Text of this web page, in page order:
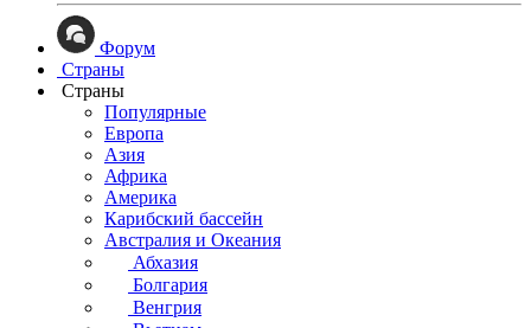
Форум
Страны
Страны
Популярные
Европа
Азия
Африка
Америка
Карибский бассейн
Австралия и Океания
Абхазия
Болгария
Венгрия